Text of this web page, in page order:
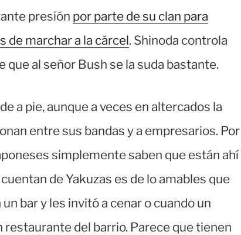
presión por parte de su clan para
de marchar a la cárcel. Shinoda controla
al señor Bush se la suda bastante.
a pie, aunque a veces en altercados la
entre sus bandas y a empresarios. Por
simplemente saben que están ahí
de Yakuzas es de lo amables que
bar y les invitó a cenar o cuando un
restaurante del barrio. Parece que tienen